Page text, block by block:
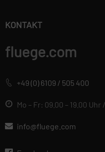
KONTAKT
fluege.com
+49 (0) 6109 / 505 400
Mo – Fr: 09.00 – 19.00 Uhr
info@fluege.com